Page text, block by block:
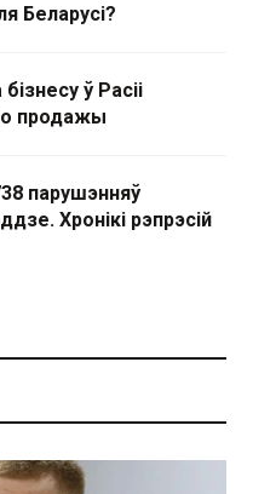
Беларусі?
ў Расіі
продажы
парушэнняў
Хронікі рэпрэсій